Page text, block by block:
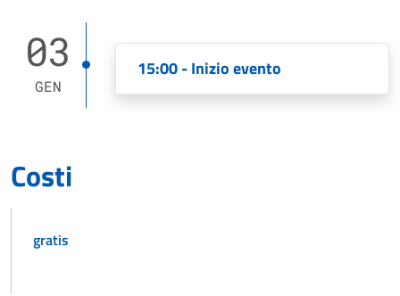
03
GEN
15:00 - Inizio evento
Costi
gratis